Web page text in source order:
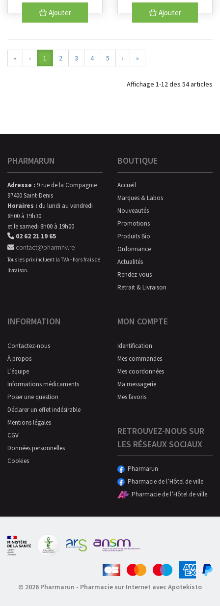
Ajouter Ajouter
« ‹ 1 2 3 4 5 › »
Affichage 1-12 des 54 articles
PHARMARUN
Adresse : 9 rue de la Compagnie
97400 Saint-Denis
Horaires : du lundi au vendredi
8h00 à 19h30
et le samedi 8h00 à 19h00
02 62 21 19 65
contact@pharmhv.re
Tous les prix incluent la TVA - hors frais de
livraison.
BOUTIQUE
Accueil
Marques & Labos
Nouveautés
Promotions
Produits Bio
Ordonnance
Actualités
Rendez-vous
Retrait & Livraison
INFORMATION
Contactez-nous
À propos
L’équipe
Informations médicaments
Poser une question
Déclarer un effet indésirable
Mentions légales
CGV
Données personnelles
Cookies
MON COMPTE
Identification
Mes commandes
Mes coordonnées
Ma messagerie
Mes favoris
RETROUVEZ-NOUS SUR
LES RÉSEAUX SOCIAUX
Pharmarun
Pharmacie de l’Hôtel de ville
Pharmacie de l’Hôtel de ville
© 2026 Pharmarun - Pharmacie sur Internet avec Apotekisto